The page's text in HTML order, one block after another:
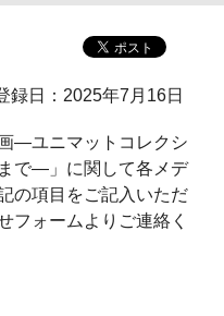
録日：2025年7月16日
―ユニマットコレクシ
で―」に関して各メデ
の項目をご記入いただ
フォームよりご連絡く